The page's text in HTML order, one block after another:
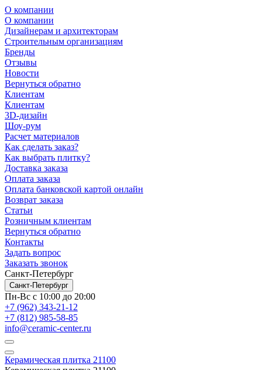
О компании
О компании
Дизайнерам и архитекторам
Строительным организациям
Бренды
Отзывы
Новости
Вернуться обратно
Клиентам
Клиентам
3D-дизайн
Шоу-рум
Расчет материалов
Как сделать заказ?
Как выбрать плитку?
Доставка заказа
Оплата заказа
Оплата банковской картой онлайн
Возврат заказа
Статьи
Розничным клиентам
Вернуться обратно
Контакты
Задать вопрос
Заказать звонок
Санкт-Петербург
Санкт-Петербург
Пн-Вс с 10:00 до 20:00
+7 (962) 343-21-12
+7 (812) 985-58-85
info@ceramic-center.ru
Керамическая плитка 21100